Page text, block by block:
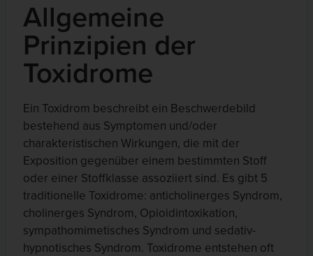
Allgemeine
Prinzipien der
Toxidrome
Ein Toxidrom beschreibt ein Beschwerdebild
bestehend aus Symptomen und/oder
charakteristischen Wirkungen, die mit der
Exposition gegenüber einem bestimmten Stoff
oder einer Stoffklasse assoziiert sind. Es gibt 5
traditionelle Toxidrome: anticholinerges Syndrom,
cholinerges Syndrom, Opioidintoxikation,
sympathomimetisches Syndrom und sedativ-
hypnotisches Syndrom. Toxidrome entstehen oft